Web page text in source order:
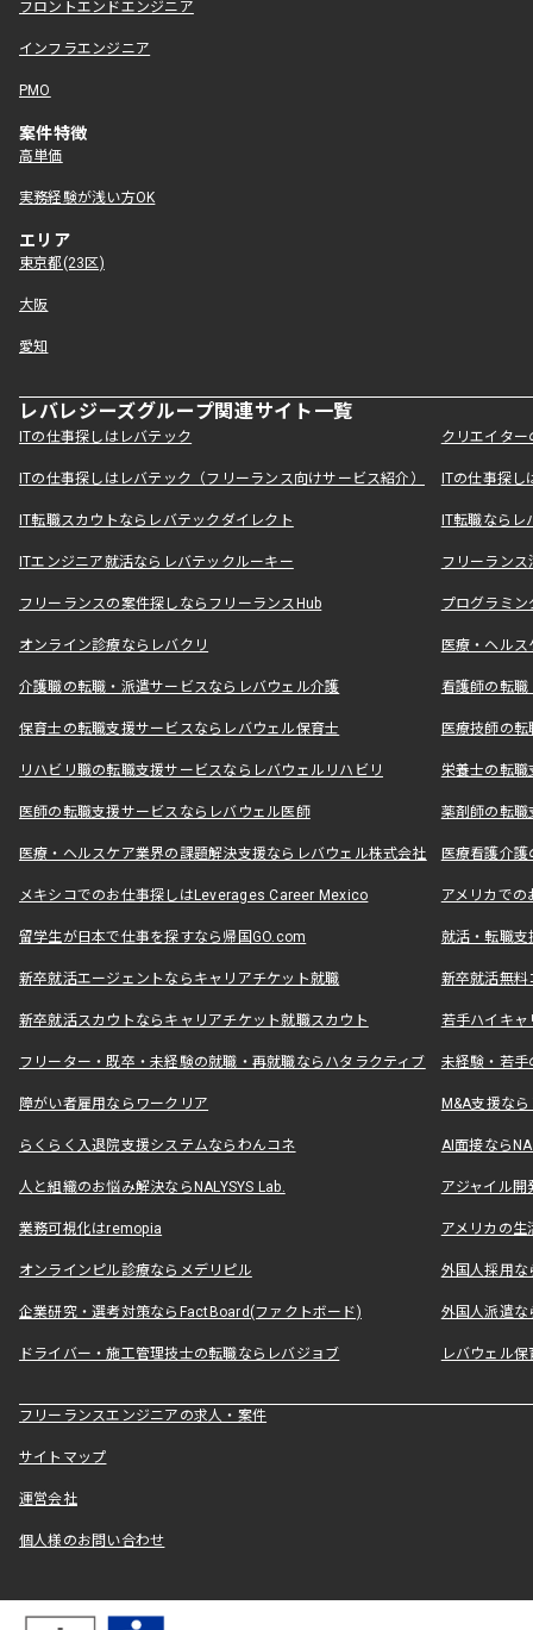
フロントエンドエンジニア
インフラエンジニア
PMO
案件特徴
高単価
実務経験が浅い方OK
エリア
東京都(23区)
大阪
愛知
レバレジーズグループ関連サイト一覧
ITの仕事探しはレバテック クリエイタ
ITの仕事探しはレバテック（フリーランス向けサービス紹介） ITの仕事探
IT転職スカウトならレバテックダイレクト IT転職なら
ITエンジニア就活ならレバテックルーキー フリーラン
フリーランスの案件探しならフリーランスHub プログラミ
オンライン診療ならレバクリ 医療・ヘル
介護職の転職・派遣サービスならレバウェル介護 看護師の転
保育士の転職支援サービスならレバウェル保育士 医療技師の
リハビリ職の転職支援サービスならレバウェルリハビリ 栄養士の転
医師の転職支援サービスならレバウェル医師 薬剤師の転
医療・ヘルスケア業界の課題解決支援ならレバウェル株式会社 医療看護介
メキシコでのお仕事探しはLeverages Career Mexico アメリカで
留学生が日本で仕事を探すなら帰国GO.com 就活・転職
新卒就活エージェントならキャリアチケット就職 新卒就活無料
新卒就活スカウトならキャリアチケット就職スカウト 若手ハイキ
フリーター・既卒・未経験の就職・再就職ならハタラクティブ 未経験・若手
障がい者雇用ならワークリア M&A支援な
らくらく入退院支援システムならわんコネ AI面接なら
人と組織のお悩み解決ならNALYSYS Lab. アジャイル
業務可視化はremopia アメリカの
オンラインピル診療ならメデリピル 外国人採用
企業研究・選考対策ならFactBoard(ファクトボード) 外国人派遣な
ドライバー・施工管理技士の転職ならレバジョブ レバウェル
フリーランスエンジニアの求人・案件
サイトマップ
運営会社
個人様のお問い合わせ